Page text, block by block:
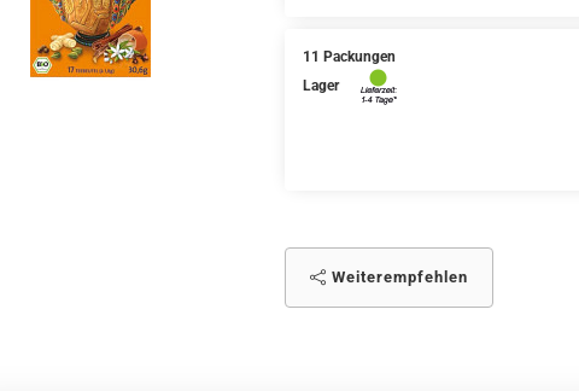
11 Packungen
Lager
Weiterempfehlen